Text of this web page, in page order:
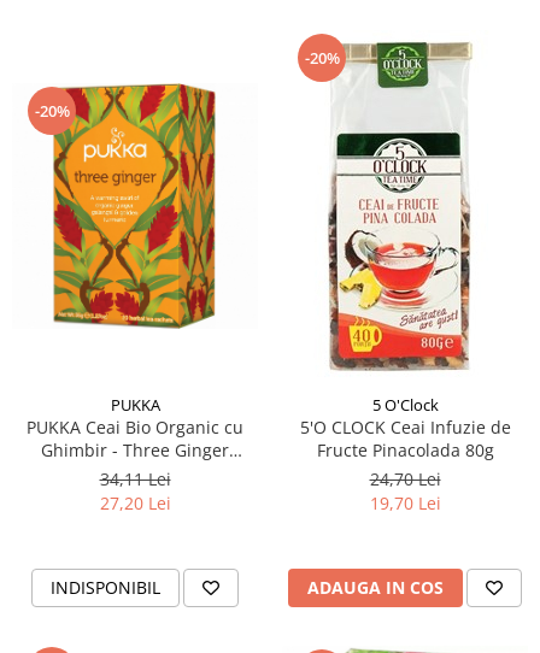
-20%
PUKKA
PUKKA Ceai Bio Organic cu
Ghimbir - Three Ginger
20x1.27g
34,11 Lei
27,20 Lei
INDISPONIBIL
-20%
5 O'Clock
5'O CLOCK Ceai Infuzie de
Fructe Pinacolada 80g
24,70 Lei
19,70 Lei
ADAUGA IN COS